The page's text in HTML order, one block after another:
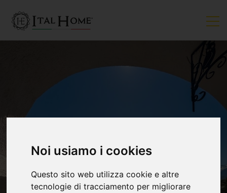
Noi usiamo i cookies
Questo sito web utilizza cookie e altre
tecnologie di tracciamento per migliorare